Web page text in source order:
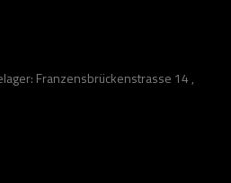
Franzensbrückenstrasse 14 ,